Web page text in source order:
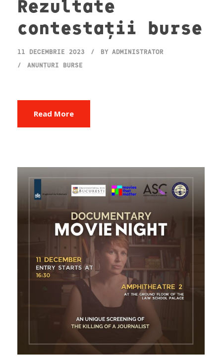
Rezultate
contestații burse
11 DECEMBRIE 2023 BY ADMINISTRATOR
ANUNȚURI BURSE
Read More